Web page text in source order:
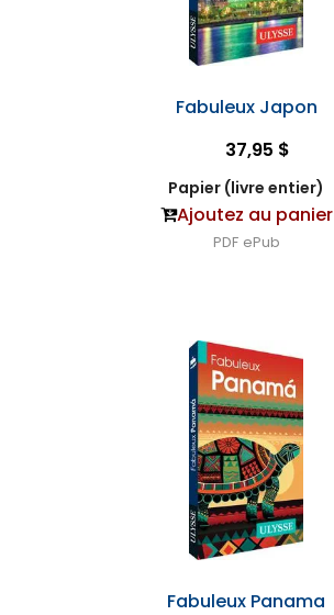
Fabuleux Japon
37,95 $
Papier (livre entier)
Ajoutez au panier
PDF ePub
Fabuleux Panama